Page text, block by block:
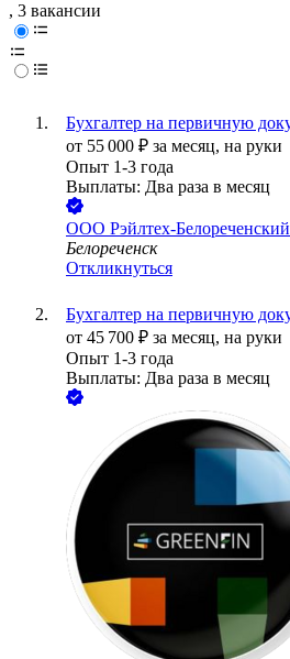
, 3 вакансии
Бухгалтер на первичную
от 55 000 ₽ за месяц, на руки
Опыт 1-3 года
Выплаты: Два раза в месяц
ООО Рэйлтех-
Белореченск
Откликнуться
Бухгалтер на первичную
от 45 700 ₽ за месяц, на руки
Опыт 1-3 года
Выплаты: Два раза в месяц